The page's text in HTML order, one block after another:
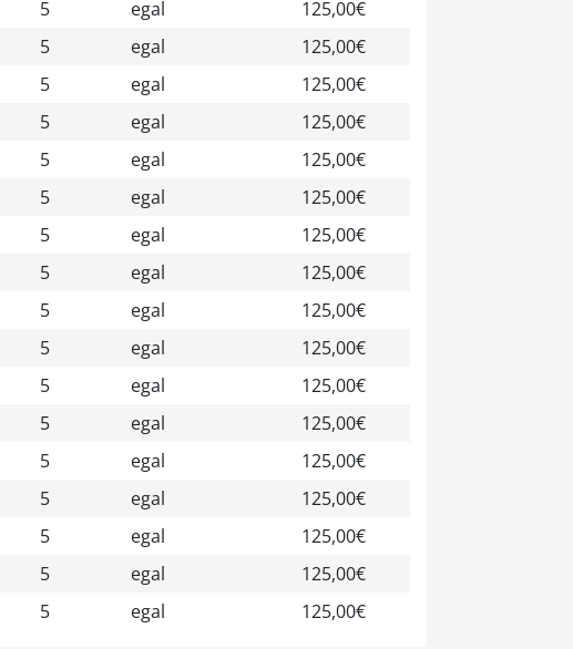
5 egal
125,00€
5 egal
125,00€
5 egal
125,00€
5 egal
125,00€
5 egal
125,00€
5 egal
125,00€
5 egal
125,00€
5 egal
125,00€
5 egal
125,00€
5 egal
125,00€
5 egal
125,00€
5 egal
125,00€
5 egal
125,00€
5 egal
125,00€
5 egal
125,00€
5 egal
125,00€
5 egal 125,00€